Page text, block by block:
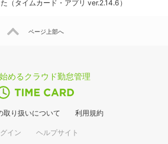
（タイムカード・アプリ ver.2.14.6）
ページ上部へ
めるクラウド勤怠管理
取り扱いについて 利用規約
イン ヘルプサイト